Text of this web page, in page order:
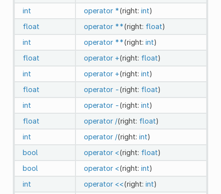
int
operator *(right: int)
float
operator **(right: float)
int
operator **(right: int)
float
operator +(right: float)
int
operator +(right: int)
float
operator -(right: float)
int
operator -(right: int)
float
operator /(right: float)
int
operator /(right: int)
bool
operator <(right: float)
bool
operator <(right: int)
int
operator <<(right: int)